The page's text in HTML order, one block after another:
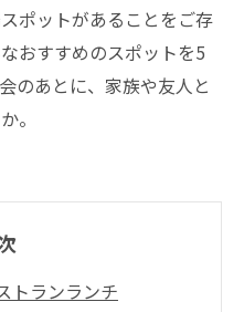
ポットがあることをご存
おすすめのスポットを5
のあとに、家族や友人と
。
トランランチ